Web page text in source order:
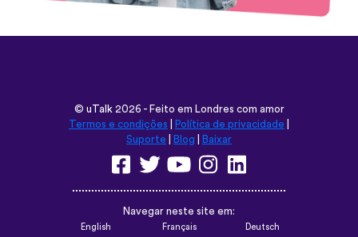
© uTalk2026 - Feito em Londres com amor
Termos e condições
Política de privacidade
Suporte
Blog Baixar
Navegar neste site em:
English
Français Deutsch